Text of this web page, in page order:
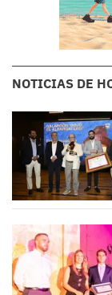
NOTICIAS DE